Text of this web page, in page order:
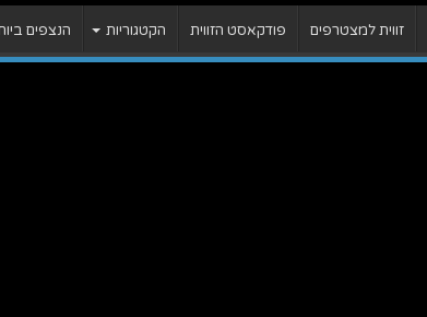
זווית למצטרפים פודקאסט הזווית הקטגוריות הנצפים